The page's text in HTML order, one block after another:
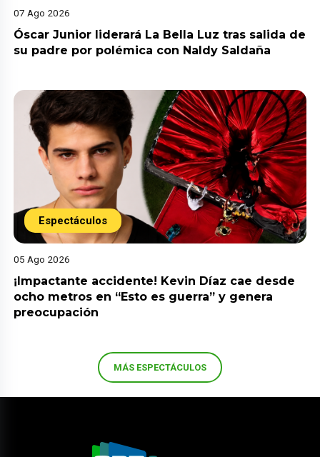
07 Ago 2026
Óscar Junior liderará La Bella Luz tras salida de
su padre por polémica con Naldy Saldaña
Espectáculos
05 Ago 2026
¡Impactante accidente! Kevin Díaz cae desde
ocho metros en “Esto es guerra” y genera
preocupación
MÁS ESPECTÁCULOS